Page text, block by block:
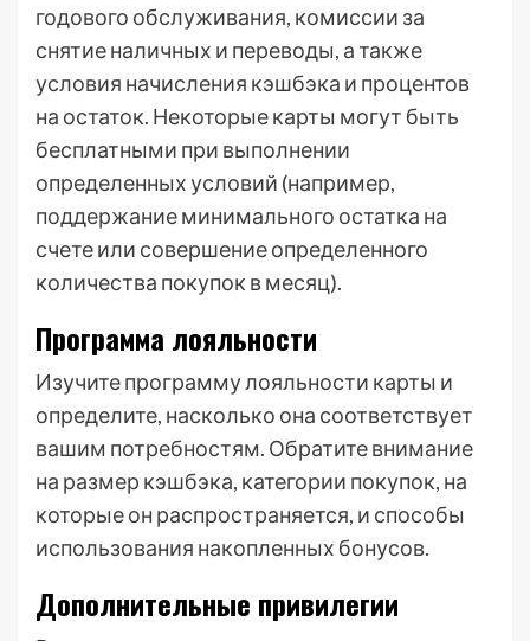
годового обслуживания, комиссии за
снятие наличных и переводы, а также
условия начисления кэшбэка и процентов
на остаток. Некоторые карты могут быть
бесплатными при выполнении
определенных условий (например,
поддержание минимального остатка на
счете или совершение определенного
количества покупок в месяц).
Программа лояльности
Изучите программу лояльности карты и
определите, насколько она соответствует
вашим потребностям. Обратите внимание
на размер кэшбэка, категории покупок, на
которые он распространяется, и способы
использования накопленных бонусов.
Дополнительные привилегии